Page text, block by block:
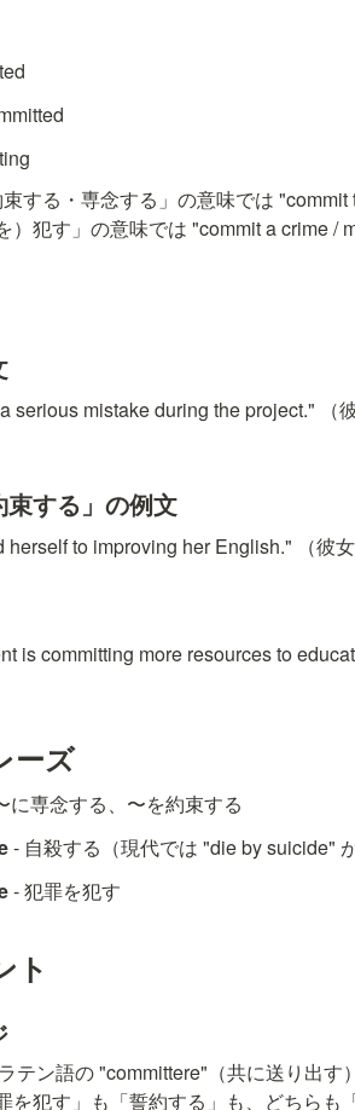
する・専念する」の意味では
）犯す」の意味では "commit a crime /
serious mistake during the project." （
束する」の例文
herself to improving her English." （彼
is committing more resources to
ーズ
に専念する、〜を約束する
- 自殺する（現代では "die by suicide"
- 犯罪を犯す
ト
テン語の "committere"（共に送り出
を犯す」も「誓約する」も、どちら